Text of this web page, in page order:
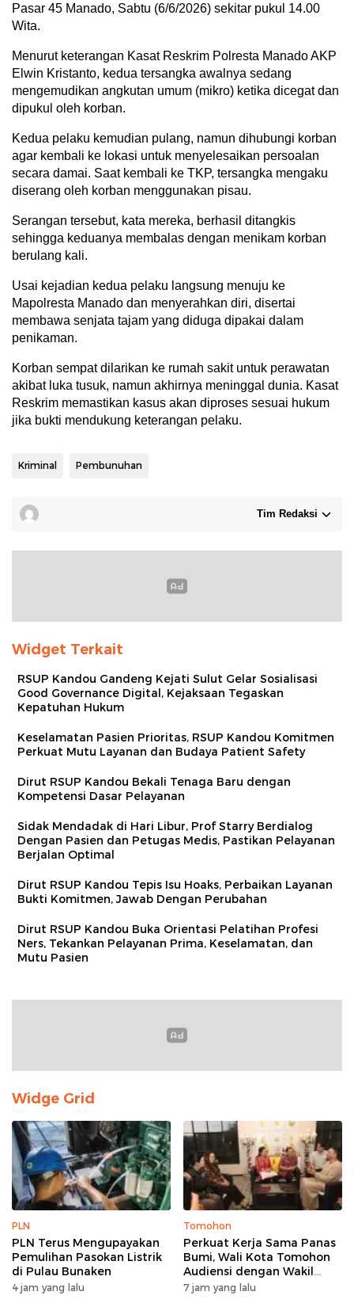
Pasar 45 Manado, Sabtu (6/6/2026) sekitar pukul 14.00
Wita.
Menurut keterangan Kasat Reskrim Polresta Manado AKP
Elwin Kristanto, kedua tersangka awalnya sedang
mengemudikan angkutan umum (mikro) ketika dicegat dan
dipukul oleh korban.
Kedua pelaku kemudian pulang, namun dihubungi korban
agar kembali ke lokasi untuk menyelesaikan persoalan
secara damai. Saat kembali ke TKP, tersangka mengaku
diserang oleh korban menggunakan pisau.
Serangan tersebut, kata mereka, berhasil ditangkis
sehingga keduanya membalas dengan menikam korban
berulang kali.
Usai kejadian kedua pelaku langsung menuju ke
Mapolresta Manado dan menyerahkan diri, disertai
membawa senjata tajam yang diduga dipakai dalam
penikaman.
Korban sempat dilarikan ke rumah sakit untuk perawatan
akibat luka tusuk, namun akhirnya meninggal dunia. Kasat
Reskrim memastikan kasus akan diproses sesuai hukum
jika bukti mendukung keterangan pelaku.
Kriminal Pembunuhan
Tim Redaksi
Widget Terkait
RSUP Kandou Gandeng Kejati Sulut Gelar Sosialisasi
Good Governance Digital, Kejaksaan Tegaskan
Kepatuhan Hukum
Keselamatan Pasien Prioritas, RSUP Kandou Komitmen
Perkuat Mutu Layanan dan Budaya Patient Safety
Dirut RSUP Kandou Bekali Tenaga Baru dengan
Kompetensi Dasar Pelayanan
Sidak Mendadak di Hari Libur, Prof Starry Berdialog
Dengan Pasien dan Petugas Medis, Pastikan Pelayanan
Berjalan Optimal
Dirut RSUP Kandou Tepis Isu Hoaks, Perbaikan Layanan
Bukti Komitmen, Jawab Dengan Perubahan
Dirut RSUP Kandou Buka Orientasi Pelatihan Profesi
Ners, Tekankan Pelayanan Prima, Keselamatan, dan
Mutu Pasien
Widge Grid
PLN
PLN Terus Mengupayakan
Pemulihan Pasokan Listrik
di Pulau Bunaken
4 jam yang lalu
Tomohon
Perkuat Kerja Sama Panas
Bumi, Wali Kota Tomohon
Audiensi dengan Wakil
Dubes Selandia Baru
7 jam yang lalu